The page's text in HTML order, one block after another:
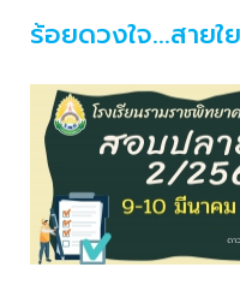
ร้อยดวงใจ...สายใ